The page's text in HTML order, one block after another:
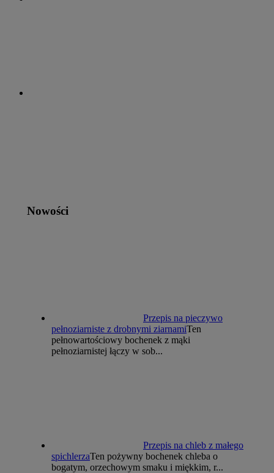
Nowości
Przepis na pieczywo
pełnoziarniste z drobnymi ziarnamiTen
pełnowartościowy bochenek z mąki
pełnoziarnistej łączy w sob...
Przepis na chleb z małego
spichlerzaTen pożywny bochenek chleba o
bogatym, orzechowym smaku i miękkim, r...